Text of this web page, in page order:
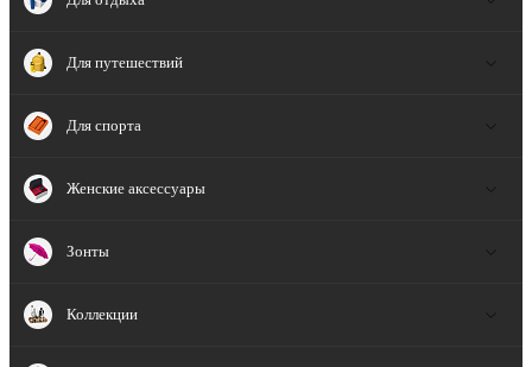
Для путешествий
Для спорта
Женские аксессуары
Зонты
Коллекции